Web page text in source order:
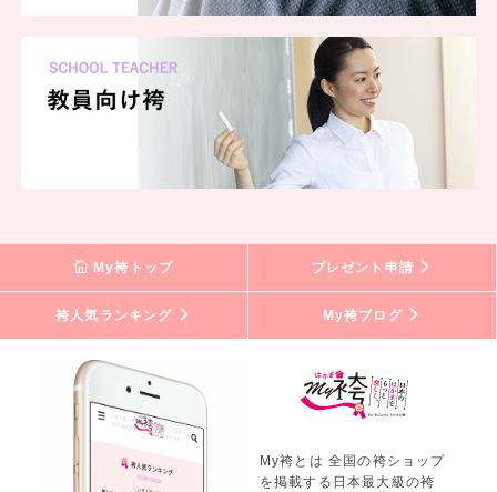
My袴トップ プレゼント申請
袴人気ランキング My袴ブログ
My袴とは 全国の袴ショップ
を掲載する日本最大級の袴